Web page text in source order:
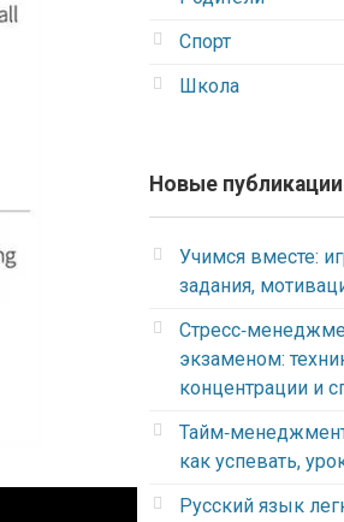
Спорт
Школа
Новые публикации
Учимся вместе:
задания,
экзаменом:
концентрации и
как успевать,
Русский язык